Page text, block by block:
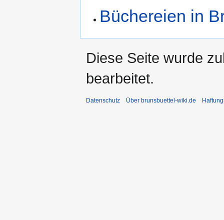
Büchereien in
Diese Seite wurde
bearbeitet.
Datenschutz Über brunsbuettel-wiki.de